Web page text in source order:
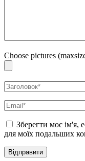
Choose pictures
Зберегти моє ім'я,
для моїх подальших